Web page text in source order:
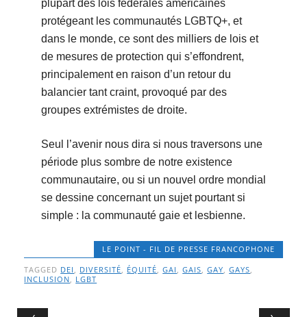
plupart des lois fédérales américaines
protégeant les communautés LGBTQ+, et
dans le monde, ce sont des milliers de lois et
de mesures de protection qui s’effondrent,
principalement en raison d’un retour du
balancier tant craint, provoqué par des
groupes extrémistes de droite.
Seul l’avenir nous dira si nous traversons une
période plus sombre de notre existence
communautaire, ou si un nouvel ordre mondial
se dessine concernant un sujet pourtant si
simple : la communauté gaie et lesbienne.
LE POINT - FIL DE PRESSE FRANCOPHONE
TAGGED DEI DIVERSITÉ ÉQUITÉ ,GAI ,GAIS ,GAY ,GAYS
INCLUSION
LGBT